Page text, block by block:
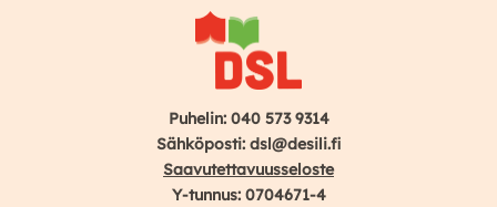
Puhelin: 040 573 9314
Sähköposti: dsl@desili.fi
Saavutettavuusseloste
Y-tunnus: 0704671-4